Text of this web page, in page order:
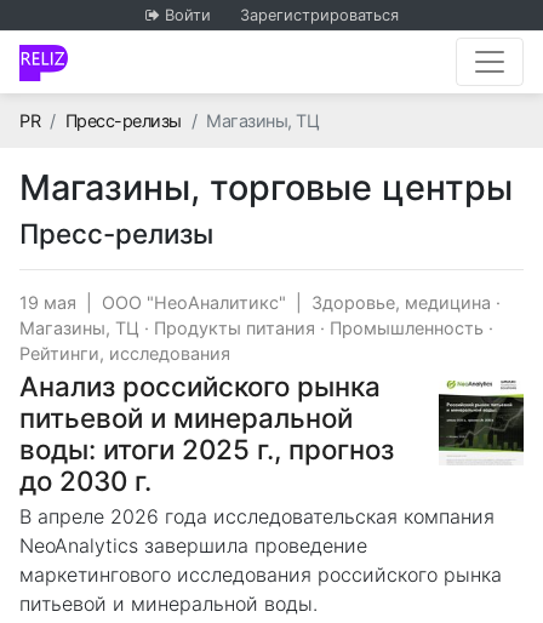
Войти Зарегистрироваться
PRГлавная
Пресс-релизы Магазины, ТЦ
Магазины, торговые центры
Пресс-релизы
19 мая ООО "НеоАналитикс" Здоровье, медицина ·
Магазины, ТЦ · Продукты питания · Промышленность ·
Рейтинги, исследования
Анализ российского рынка
питьевой и минеральной
воды: итоги 2025 г., прогноз
до 2030 г.
В апреле 2026 года исследовательская компания
NeoAnalytics завершила проведение
маркетингового исследования российского рынка
питьевой и минеральной воды.